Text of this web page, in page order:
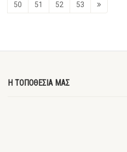
50 51 52 53
Η ΤΟΠΟΘΕΣΙΑ ΜΑΣ